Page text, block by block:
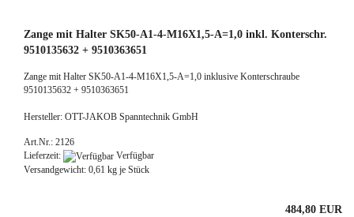
Zange mit Halter SK50-A1-4-M16X1,5-A=1,0 inkl. Konterschr.
9510135632 + 9510363651
Zange mit Halter SK50-A1-4-M16X1,5-A=1,0 inklusive Konterschraube
9510135632 + 9510363651
Hersteller: OTT-JAKOB Spanntechnik GmbH
Art.Nr.: 2126
Lieferzeit:
Verfügbar
Versandgewicht: 0,61 kg je Stück
484,80 EUR